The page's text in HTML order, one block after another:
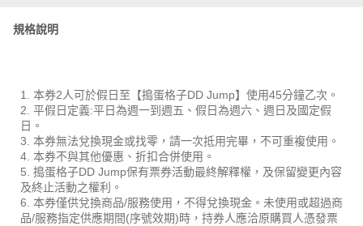
規格說明
1. 本券2人可於假日至【搗蛋格子DD Jump】使用45分鐘乙次。
2. 平假日定義:平日為週一到週五、假日為週六、週日及國定假
日。
3. 本券無法兌換現金或找零，請一次抵用完畢，不可重複使用。
4. 本券不與其他優惠、折扣合併使用。
5. 搗蛋格子DD Jump保有票券活動最終解釋權，及保留變更內容
及終止活動之權利。
6. 本券僅供兌換商品/服務使用，不得兌換現金。未使用或超過商
品/服務指定供應期間(序號效期)時，持券人應洽原購買人憑發票